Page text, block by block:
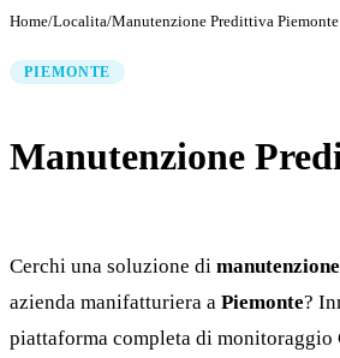
Home/Localita/Manutenzione Predittiva Piemonte
PIEMONTE
Manutenzione
Cerchi una soluzione di
azienda manifatturiera a Piemonte?
piattaforma completa di monitoraggio